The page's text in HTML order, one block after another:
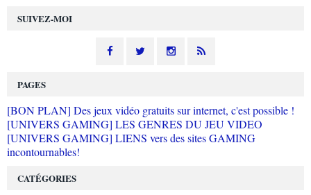
SUIVEZ-MOI
PAGES
[BON PLAN] Des jeux vidéo gratuits sur internet, c'est possible !
[UNIVERS GAMING] LES GENRES DU JEU VIDEO
[UNIVERS GAMING] LIENS vers des sites GAMING
incontournables!
CATÉGORIES